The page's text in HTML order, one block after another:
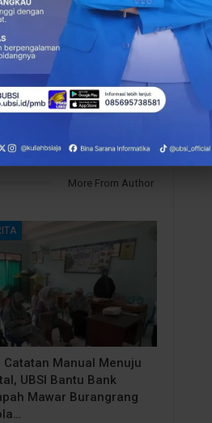
NEXT POST
Universitas BSI Kampus
Guru Yayasan Ngoprek
Google Sites!
More From Author
Catatan Manual Menuju
UBSI Bantu Bank
Mawar Burangrang